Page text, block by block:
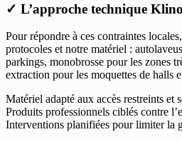
✓ L’approche technique
Pour répondre à ces contraintes
protocoles et notre matériel :
parkings, monobrosse pour les zones
extraction pour les moquettes de halls
Matériel adapté aux accès restreints et
Produits professionnels ciblés contre
Interventions planifiées pour limiter la